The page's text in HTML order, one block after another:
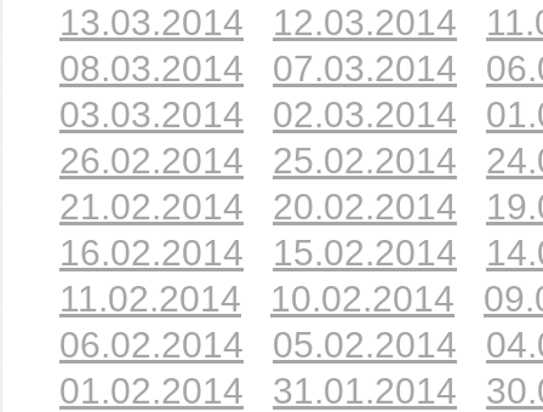
13.03.2014
12.03.2014
08.03.2014
07.03.2014
03.03.2014
02.03.2014
26.02.2014
25.02.2014
21.02.2014
20.02.2014
16.02.2014
15.02.2014
11.02.2014
10.02.2014
06.02.2014
05.02.2014
01.02.2014
31.01.2014